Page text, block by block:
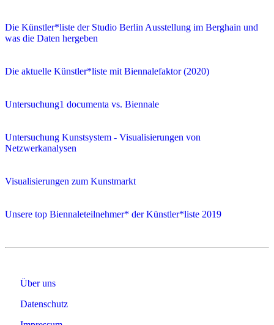
Die Künstler*liste der Studio Berlin Ausstellung im Berghain und
was die Daten hergeben
Die aktuelle Künstler*liste mit Biennalefaktor (2020)
Untersuchung1 documenta vs. Biennale
Untersuchung Kunstsystem - Visualisierungen von
Netzwerkanalysen
Visualisierungen zum Kunstmarkt
Unsere top Biennaleteilnehmer* der Künstler*liste 2019
Über uns
Datenschutz